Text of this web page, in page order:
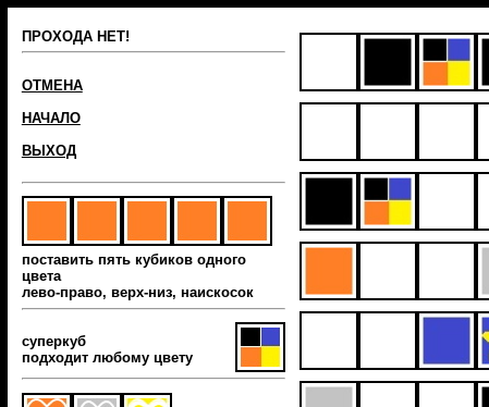
ПРОХОДА НЕТ!
ОТМЕНА
НАЧАЛО
ВЫХОД
поставить пять кубиков одного
цвета
лево-право, верх-низ, наиcкосок
суперкуб
подходит любому цвету